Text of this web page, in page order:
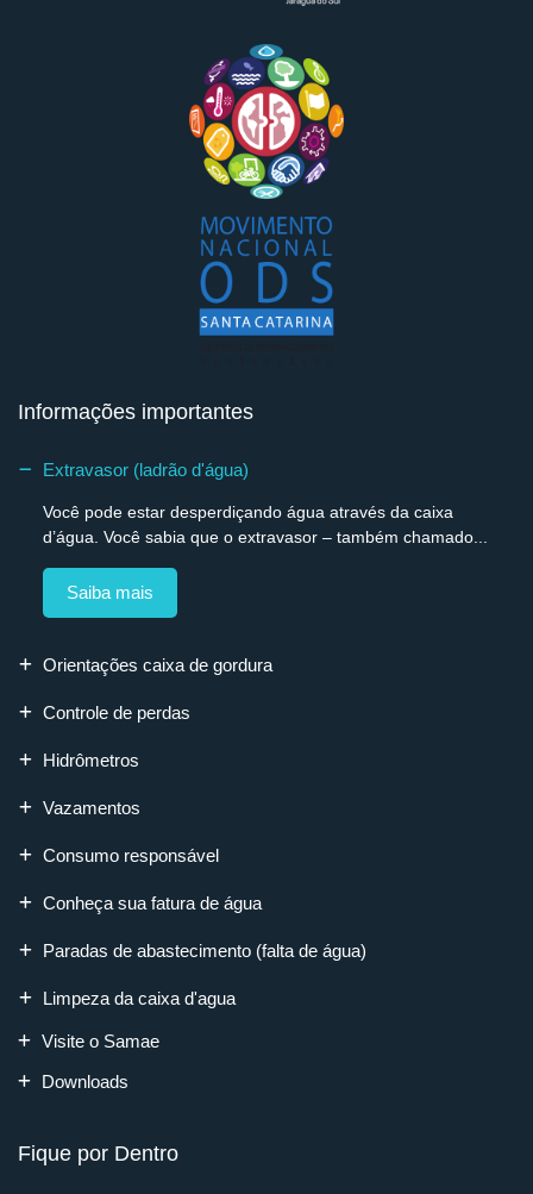
Informações importantes
Extravasor (ladrão d'água)
Você pode estar desperdiçando água através da caixa
d’água. Você sabia que o extravasor – também chamado...
Saiba mais
Orientações caixa de gordura
Controle de perdas
Hidrômetros
Vazamentos
Consumo responsável
Conheça sua fatura de água
Paradas de abastecimento (falta de água)
Limpeza da caixa d'agua
Visite o Samae
Downloads
Fique por Dentro